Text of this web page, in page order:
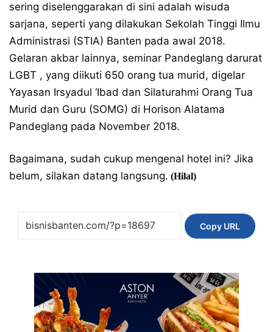
sering diselenggarakan di sini adalah wisuda
sarjana, seperti yang dilakukan Sekolah Tinggi Ilmu
Administrasi (STIA) Banten pada awal 2018.
Gelaran akbar lainnya, seminar Pandeglang darurat
LGBT , yang diikuti 650 orang tua murid, digelar
Yayasan Irsyadul ‘Ibad dan Silaturahmi Orang Tua
Murid dan Guru (SOMG) di Horison Alatama
Pandeglang pada November 2018.
Bagaimana, sudah cukup mengenal hotel ini? Jika
belum, silakan datang langsung. (Hilal)
Copy URL